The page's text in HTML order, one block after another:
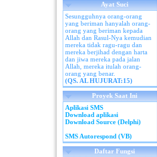
Ayat Suci
Sesungguhnya orang-orang
yang beriman hanyalah orang-
orang yang beriman kepada
Allah dan Rasul-Nya kemudian
mereka tidak ragu-ragu dan
mereka berjihad dengan harta
dan jiwa mereka pada jalan
Allah, mereka itulah orang-
orang yang benar.
(QS. AL HUJURAT:15)
Proyek Saat Ini
Aplikasi SMS
Download aplikasi
Download Source (Delphi)
SMS Autorespond (VB)
Daftar Fungsi